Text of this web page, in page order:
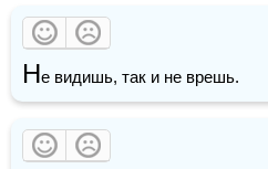
Не видишь, так и не врешь.